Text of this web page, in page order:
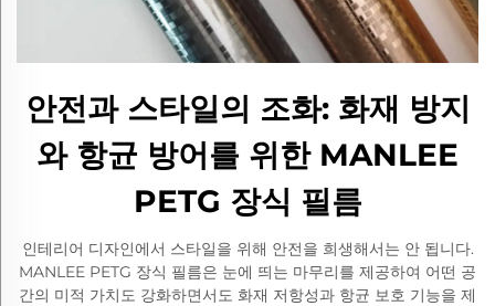
안전과 스타일의 조화: 화재 방지
와 항균 방어를 위한 MANLEE
PETG 장식 필름
인테리어 디자인에서 스타일을 위해 안전을 희생해서는 안 됩니다.
MANLEE PETG 장식 필름은 눈에 띄는 마무리를 제공하여 어떤 공
간의 미적 가치도 강화하면서도 화재 저항성과 항균 보호 기능을 제